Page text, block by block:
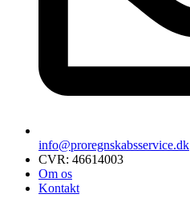
info@proregnskabsservice.dk
CVR: 46614003
Om os
Kontakt